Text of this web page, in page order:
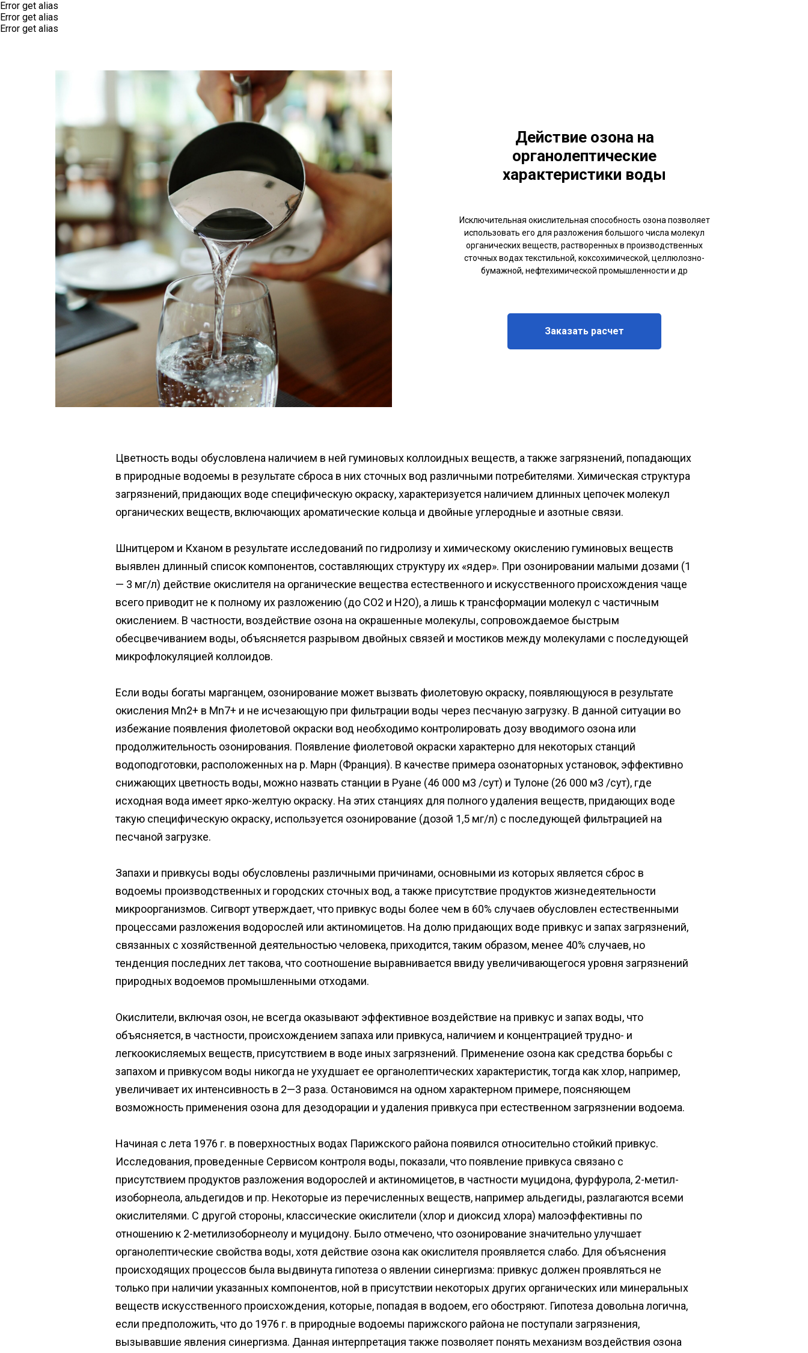
Error get alias
Error get alias
Error get alias
Действие озона на
органолептические
характеристики воды
Исключительная окислительная способность озона позволяет
использовать его для разложения большого числа молекул
органических веществ, растворенных в производственных
сточных водах текстильной, коксохимической, целлюлозно-
бумажной, нефтехимической промышленности и др
Заказать расчет
Цветность воды обусловлена наличием в ней гуминовых коллоидных веществ, а также загрязнений, попадающих
в природные водоемы в результате сброса в них сточных вод различными потребителями. Химическая структура
загрязнений, придающих воде специфическую окраску, характеризуется наличием длинных цепочек молекул
органических веществ, включающих ароматические кольца и двойные углеродные и азотные связи.
Шнитцером и Кханом в результате исследований по гидролизу и химическому окислению гуминовых веществ
выявлен длинный список компонентов, составляющих структуру их «ядер». При озонировании малыми дозами (1
— 3 мг/л) действие окислителя на органические вещества естественного и искусственного происхождения чаще
всего приводит не к полному их разложению (до СO2 и Н2O), а лишь к трансформации молекул с частичным
окислением. В частности, воздействие озона на окрашенные молекулы, сопровождаемое быстрым
обесцвечиванием воды, объясняется разрывом двойных связей и мостиков между молекулами с последующей
микрофлокуляцией коллоидов.
Если воды богаты марганцем, озонирование может вызвать фиолетовую окраску, появляющуюся в результате
окисления Мn2+ в Мn7+ и не исчезающую при фильтрации воды через песчаную загрузку. В данной ситуации во
избежание появления фиолетовой окраски вод необходимо контролировать дозу вводимого озона или
продолжительность озонирования. Появление фиолетовой окраски характерно для некоторых станций
водоподготовки, расположенных на р. Марн (Франция). В качестве примера озонаторных установок, эффективно
снижающих цветность воды, можно назвать станции в Руане (46 000 м3 /сут) и Тулоне (26 000 м3 /сут), где
исходная вода имеет ярко-желтую окраску. На этих станциях для полного удаления веществ, придающих воде
такую специфическую окраску, используется озонирование (дозой 1,5 мг/л) с последующей фильтрацией на
песчаной загрузке.
Запахи и привкусы воды обусловлены различными причинами, основными из которых является сброс в
водоемы производственных и городских сточных вод, а также присутствие продуктов жизнедеятельности
микроорганизмов. Сигворт утверждает, что привкус воды более чем в 60% случаев обусловлен естественными
процессами разложения водорослей или актиномицетов. На долю придающих воде привкус и запах загрязнений,
связанных с хозяйственной деятельностью человека, приходится, таким образом, менее 40% случаев, но
тенденция последних лет такова, что соотношение выравнивается ввиду увеличивающегося уровня загрязнений
природных водоемов промышленными отходами.
Окислители, включая озон, не всегда оказывают эффективное воздействие на привкус и запах воды, что
объясняется, в частности, происхождением запаха или привкуса, наличием и концентрацией трудно- и
легкоокисляемых веществ, присутствием в воде иных загрязнений. Применение озона как средства борьбы с
запахом и привкусом воды никогда не ухудшает ее органолептических характеристик, тогда как хлор, например,
увеличивает их интенсивность в 2—3 раза. Остановимся на одном характерном примере, поясняющем
возможность применения озона для дезодорации и удаления привкуса при естественном загрязнении водоема.
Начиная с лета 1976 г. в поверхностных водах Парижского района появился относительно стойкий привкус.
Исследования, проведенные Сервисом контроля воды, показали, что появление привкуса связано с
присутствием продуктов разложения водорослей и актиномицетов, в частности муцидона, фурфурола, 2-метил-
изоборнеола, альдегидов и пр. Некоторые из перечисленных веществ, например альдегиды, разлагаются всеми
окислителями. С другой стороны, классические окислители (хлор и диоксид хлора) малоэффективны по
отношению к 2-метилизоборнеолу и муцидону. Было отмечено, что озонирование значительно улучшает
органолептические свойства воды, хотя действие озона как окислителя проявляется слабо. Для объяснения
происходящих процессов была выдвинута гипотеза о явлении синергизма: привкус должен проявляться не
только при наличии указанных компонентов, ной в присутствии некоторых других органических или минеральных
веществ искусственного происхождения, которые, попадая в водоем, его обостряют. Гипотеза довольна логична,
если предположить, что до 1976 г. в природные водоемы парижского района не поступали загрязнения,
вызывавшие явления синергизма. Данная интерпретация также позволяет понять механизм воздействия озона